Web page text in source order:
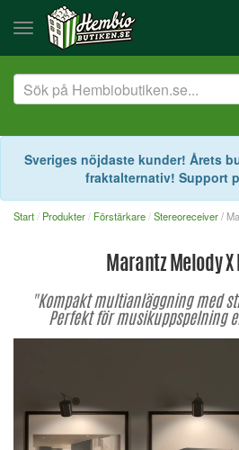
Sveriges nöjdaste kunder! Årets
fraktalternativ! Support
Start Produkter Förstärkare Stereoreceiver/
Marantz Melody X
"Kompakt multianläggning med
Perfekt för musikuppspelning